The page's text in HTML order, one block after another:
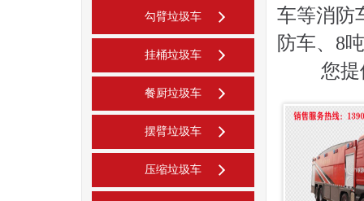
勾臂垃圾车
挂桶垃圾车
餐厨垃圾车
摆臂垃圾车
压缩垃圾车
车等消防
防车、8
您